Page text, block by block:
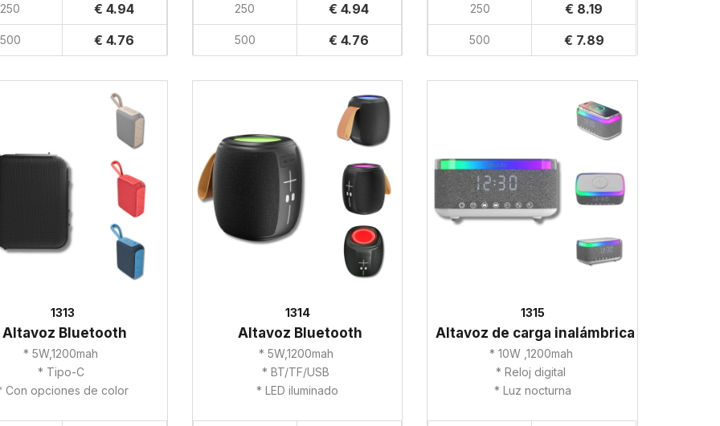
250 € 4.94
500 € 4.76
250 € 4.94
500 € 4.76
250 € 8.19
500 € 7.89
1313
Altavoz Bluetooth
* 5W,1200mah
* Tipo-C
Con opciones de color
1314
Altavoz Bluetooth
* 5W,1200mah
* BT/TF/USB
* LED iluminado
1315
Altavoz de carga inalámbrica
* 10W ,1200mah
* Reloj digital
* Luz nocturna